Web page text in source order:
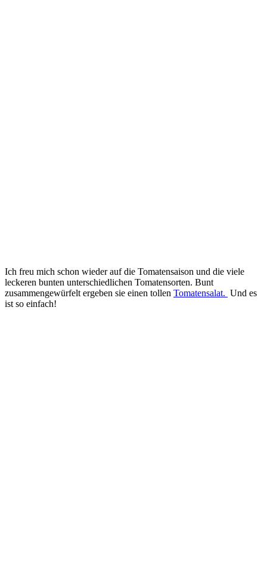
Ich freu mich schon wieder auf die Tomatensaison und die viele
leckeren bunten unterschiedlichen Tomatensorten. Bunt
zusammengewürfelt ergeben sie einen tollen Tomatensalat. Und es
ist so einfach!